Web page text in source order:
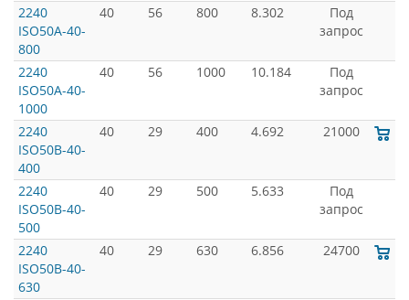
2240
ISO50A-40-
800
40 56 800 8.302
Под
запрос
2240
ISO50A-40-
1000
40 56 1000 10.184
Под
запрос
2240
ISO50B-40-
400
40 29 400 4.692 21000
2240
ISO50B-40-
500
40 29 500 5.633
Под
запрос
2240
ISO50B-40-
630
40 29 630 6.856 24700